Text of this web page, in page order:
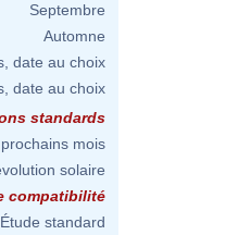
Septembre
Automne
date au choix
date au choix
standards
mois
solaire
compatibilité
Étude standard